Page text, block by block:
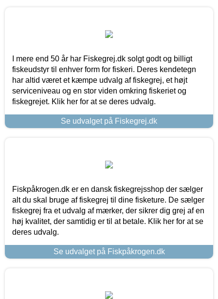
I mere end 50 år har Fiskegrej.dk solgt godt og billigt
fiskeudstyr til enhver form for fiskeri. Deres kendetegn
har altid været et kæmpe udvalg af fiskegrej, et højt
serviceniveau og en stor viden omkring fiskeriet og
fiskegrejet. Klik her for at se deres udvalg.
Se udvalget på Fiskegrej.dk
Fiskpåkrogen.dk er en dansk fiskegrejsshop der sælger
alt du skal bruge af fiskegrej til dine fisketure. De sælger
fiskegrej fra et udvalg af mærker, der sikrer dig grej af en
høj kvalitet, der samtidig er til at betale. Klik her for at se
deres udvalg.
Se udvalget på Fiskpåkrogen.dk